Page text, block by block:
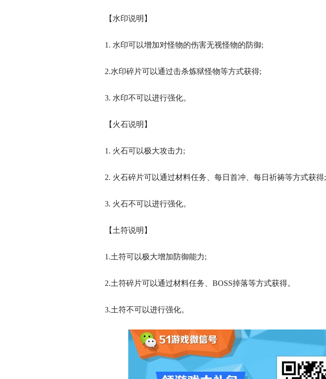
【水印说明】
1. 水印可以增加对怪物的伤害无视怪物的防御;
2.水印碎片可以通过击杀炼狱怪物等方式获得;
3. 水印不可以进行强化。
【火石说明】
1. 火石可以极大攻击力;
2. 火石碎片可以通过材料任务、每日首冲、每日祈祷等方式获得;
3. 火石不可以进行强化。
【土符说明】
1.土符可以极大增加防御能力;
2.土符碎片可以通过材料任务、BOSS掉落等方式获得。
3.土符不可以进行强化。